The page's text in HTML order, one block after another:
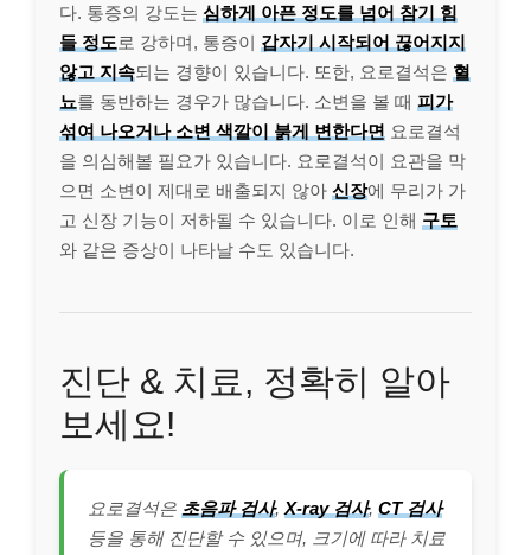
다. 통증의 강도는 심하게 아픈 정도를 넘어 참기 힘
들 정도로 강하며, 통증이 갑자기 시작되어 끊어지지
않고 지속되는 경향이 있습니다. 또한, 요로결석은 혈
뇨를 동반하는 경우가 많습니다. 소변을 볼 때 피가
섞여 나오거나 소변 색깔이 붉게 변한다면 요로결석
을 의심해볼 필요가 있습니다. 요로결석이 요관을 막
으면 소변이 제대로 배출되지 않아 신장에 무리가 가
고 신장 기능이 저하될 수 있습니다. 이로 인해 구토
와 같은 증상이 나타날 수도 있습니다.
진단 & 치료, 정확히 알아
보세요!
요로결석은 초음파 검사, X-ray 검사, CT 검사
등을 통해 진단할 수 있으며, 크기에 따라 치료